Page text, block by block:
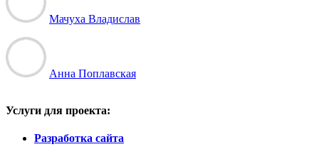
Мачуха Владислав
Анна Поплавская
Услуги для проекта:
Разработка сайта